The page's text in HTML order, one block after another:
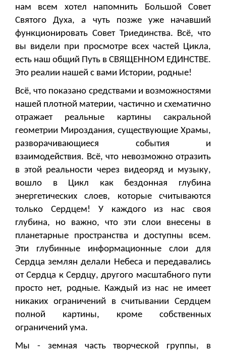
нам всем хотел напомнить Большой Совет
Святого Духа, а чуть позже уже начавший
функционировать Совет Триединства. Всё, что
вы видели при просмотре всех частей Цикла,
есть наш общий Путь в СВЯЩЕННОМ ЕДИНСТВЕ.
Это реалии нашей с вами Истории, родные!
Всё, что показано средствами и возможностями
нашей плотной материи, частично и схематично
отражает реальные картины сакральной
геометрии Мироздания, существующие Храмы,
разворачивающиеся события и
взаимодействия. Всё, что невозможно отразить
в этой реальности через видеоряд и музыку,
вошло в Цикл как бездонная глубина
энергетических слоев, которые считываются
только Сердцем! У каждого из нас своя
глубина, но важно, что эти слои внесены в
планетарные пространства и доступны всем.
Эти глубинные информационные слои для
Сердца землян делали Небеса и передавались
от Сердца к Сердцу, другого масштабного пути
просто нет, родные. Каждый из нас не имеет
никаких ограничений в считывании Сердцем
полной картины, кроме собственных
ограничений ума.
Мы - земная часть творческой группы, в